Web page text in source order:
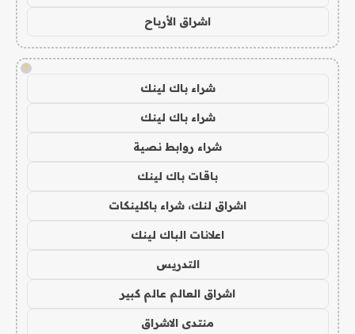
اشراق الأرباح
!
شراء باك لينك
شراء باك لينك
شراء روابط نصية
باقات باك لينك
اشراق لنك، شراء باكلينكات
اعلانات الباك لينك
التدريس
اشراق العالم عالم كبير
منتدى الاشراق